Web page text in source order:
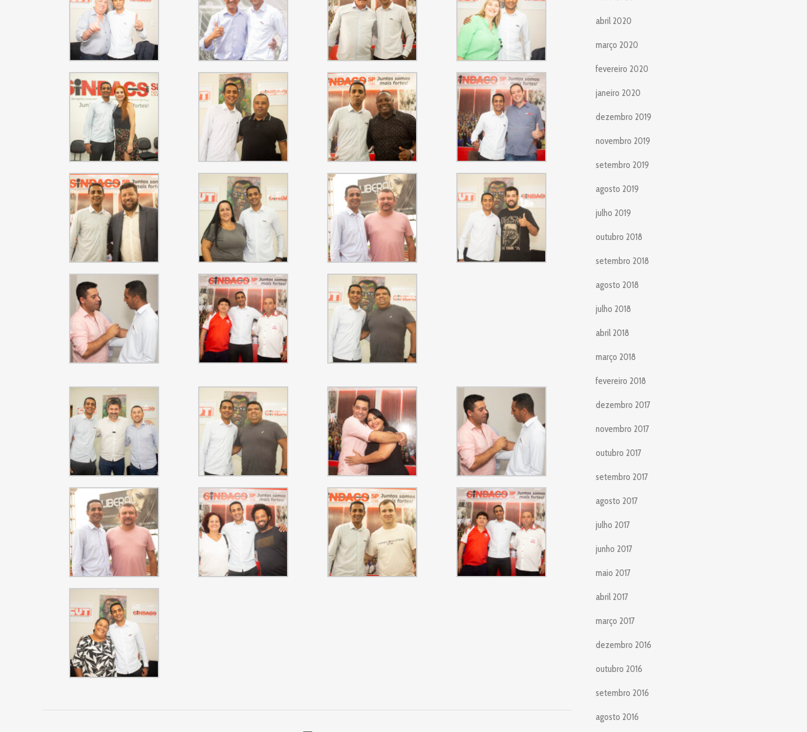
abril 2020
março 2020
fevereiro 2020
janeiro 2020
dezembro 2019
novembro 2019
setembro 2019
agosto 2019
julho 2019
outubro 2018
setembro 2018
agosto 2018
julho 2018
abril 2018
março 2018
fevereiro 2018
dezembro 2017
novembro 2017
outubro 2017
setembro 2017
agosto 2017
julho 2017
junho 2017
maio 2017
abril 2017
março 2017
dezembro 2016
outubro 2016
setembro 2016
agosto 2016